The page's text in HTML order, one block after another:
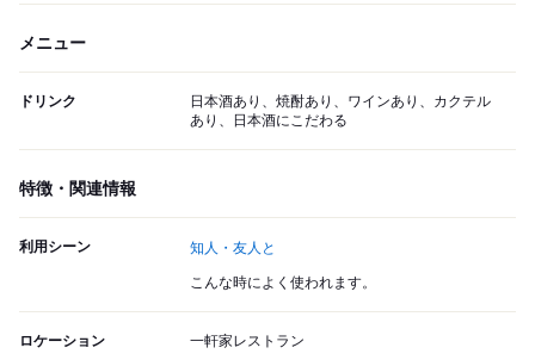
メニュー
ドリンク
日本酒あり、焼酎あり、ワインあり、カクテル
あり、日本酒にこだわる
特徴・関連情報
利用シーン 知人・友人と
こんな時によく使われます。
ロケーション 一軒家レストラン